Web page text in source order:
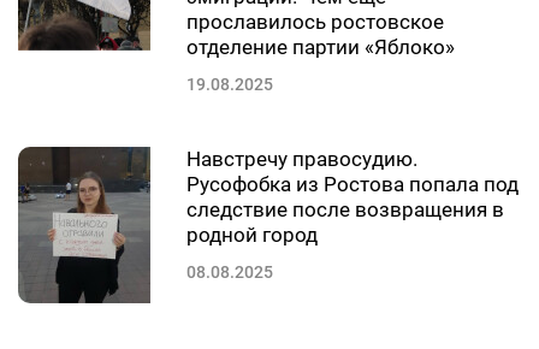
прославилось ростовское
отделение партии «Яблоко»
19.08.2025
Навстречу правосудию.
Русофобка из Ростова попала под
следствие после возвращения в
родной город
08.08.2025